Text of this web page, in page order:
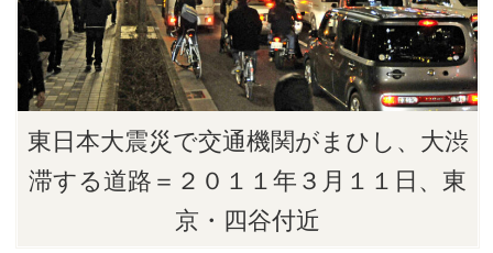
東日本大震災で交通機関がまひし、大渋
滞する道路＝２０１１年３月１１日、東
京・四谷付近